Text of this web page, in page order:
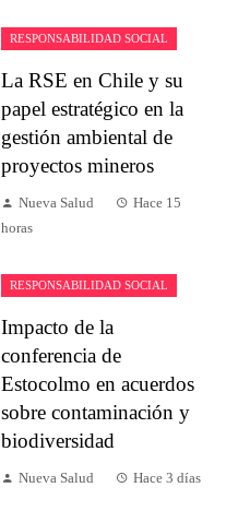
RESPONSABILIDAD SOCIAL
La RSE en Chile y su
papel estratégico en la
gestión ambiental de
proyectos mineros
Nueva Salud
Hace 15
horas
RESPONSABILIDAD SOCIAL
Impacto de la
conferencia de
Estocolmo en acuerdos
sobre contaminación y
biodiversidad
Nueva Salud Hace 3 días